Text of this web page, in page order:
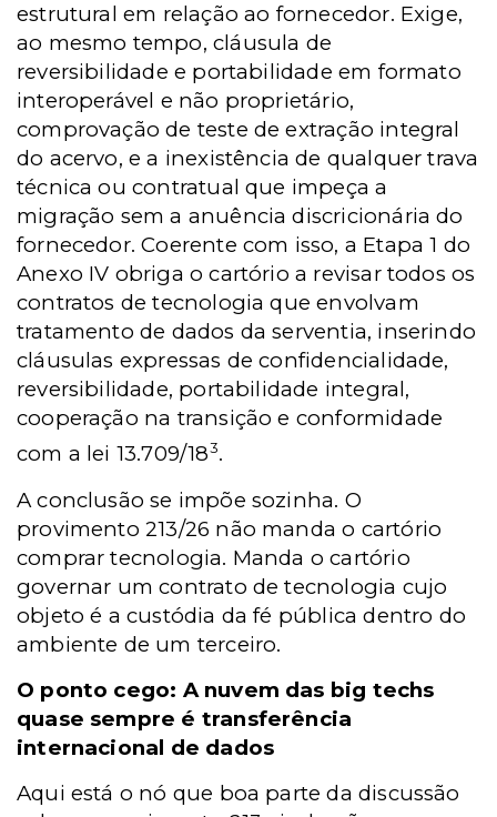
estrutural em relação ao fornecedor. Exige,
ao mesmo tempo, cláusula de
reversibilidade e portabilidade em formato
interoperável e não proprietário,
comprovação de teste de extração integral
do acervo, e a inexistência de qualquer trava
técnica ou contratual que impeça a
migração sem a anuência discricionária do
fornecedor. Coerente com isso, a Etapa 1 do
Anexo IV obriga o cartório a revisar todos os
contratos de tecnologia que envolvam
tratamento de dados da serventia, inserindo
cláusulas expressas de confidencialidade,
reversibilidade, portabilidade integral,
cooperação na transição e conformidade
com a lei 13.709/183.
A conclusão se impõe sozinha. O
provimento 213/26 não manda o cartório
comprar tecnologia. Manda o cartório
governar um contrato de tecnologia cujo
objeto é a custódia da fé pública dentro do
ambiente de um terceiro.
O ponto cego: A nuvem das big techs
quase sempre é transferência
internacional de dados
Aqui está o nó que boa parte da discussão